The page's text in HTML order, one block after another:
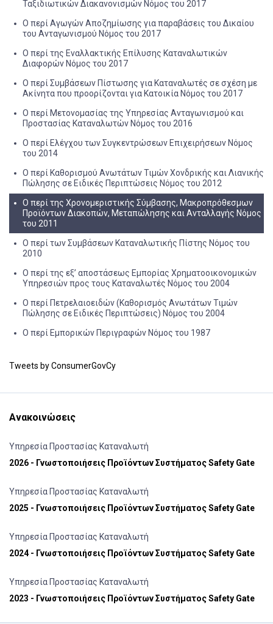
Ταξιδιωτικών Διακανονισμών Νόμος του 2017
Ο περί Αγωγών Αποζημίωσης για παραβάσεις του Δικαίου
του Ανταγωνισμού Νόμος του 2017
Ο περί της Εναλλακτικής Επίλυσης Καταναλωτικών
Διαφορών Νόμος του 2017
O περί Συμβάσεων Πίστωσης για Καταναλωτές σε σχέση με
Ακίνητα που προορίζονται για Κατοικία Νόμος του 2017
Ο περί Μετονομασίας της Υπηρεσίας Ανταγωνισμού και
Προστασίας Καταναλωτών Νόμος του 2016
Ο περί Ελέγχου των Συγκεντρώσεων Επιχειρήσεων Νόμος
του 2014
Ο περί Καθορισμού Ανωτάτων Τιμών Χονδρικής και Λιανικής
Πώλησης σε Ειδικές Περιπτώσεις Νόμος του 2012
Ο περί της Χρονομεριστικής Σύμβασης, Μακροπρόθεσμων
Προϊόντων Διακοπών, Μεταπώλησης και Ανταλλαγής Νόμος
του 2011
Ο περί των Συμβάσεων Καταναλωτικής Πίστης Νόμος του
2010
Ο περί της εξ’ αποστάσεως Εμπορίας Χρηματοοικονομικών
Υπηρεσιών προς τους Καταναλωτές Νόμος του 2004
Ο περί Πετρελαιοειδών (Καθορισμός Ανωτάτων Τιμών
Πώλησης σε Ειδικές Περιπτώσεις) Νόμος του 2004
Ο περί Εμπορικών Περιγραφών Νόμος του 1987
Tweets by ConsumerGovCy
Ανακοινώσεις
Υπηρεσία Προστασίας Καταναλωτή
2026 - Γνωστοποιήσεις Προϊόντων Συστήματος Safety Gate
Υπηρεσία Προστασίας Καταναλωτή
2025 - Γνωστοποιήσεις Προϊόντων Συστήματος Safety Gate
Υπηρεσία Προστασίας Καταναλωτή
2024 - Γνωστοποιήσεις Προϊόντων Συστήματος Safety Gate
Υπηρεσία Προστασίας Καταναλωτή
2023 - Γνωστοποιήσεις Προϊόντων Συστήματος Safety Gate